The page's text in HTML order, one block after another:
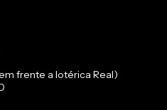
frente a lotérica Real)